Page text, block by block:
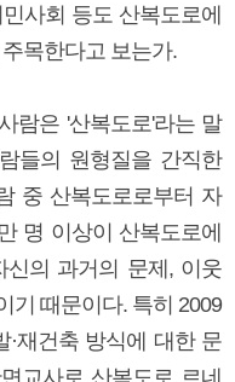
사회 등도 산복도로에
목한다고 보는가.
람은 '산복도로'라는 말
들의 원형질을 간직한
중 산복도로로부터 자
명 이상이 산복도로에
신의 과거의 문제, 이웃
기 때문이다. 특히 2009
재건축 방식에 대한 문
교사로 산복도로 르네